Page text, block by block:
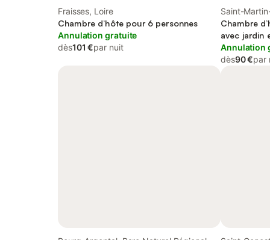
Fraisses, Loire
Chambre d’hôte pour 6 personnes
Annulation gratuite
dès101 €par nuit
Saint-
Chambre
avec jardin
Annulation
dès90 €par